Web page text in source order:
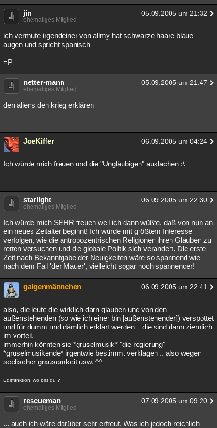
jin 05.09.2005 um 21:32
ehemaliges Mitglied
ich vermute irgendeiner von allmy hat schwarze haare blaue
augen und spricht spanisch
=P
netter-mann 05.09.2005 um 21:47
ehemaliges Mitglied
den aliens den krieg erklären
JoeKiffer 06.09.2005 um 04:24
Ich würde mich freuen und die "Ungläubigen" auslachen :\
starlight 06.09.2005 um 22:30
ehemaliges Mitglied
Ich würde mich SEHR freuen weil ich dann wüßte, daß von nun an
ein neues Zeitalter beginnt! Ich würde mit größtem Interesse
verfolgen, wie die antropozentrischen Religionen ihren Glauben zu
retten versuchen und die globale Politik sich verändert. Die erste
Zeit nach Bekanntgabe der Neuigkeiten wäre so spannend wie
nach dem Fall 'der Mauer', vielleicht sogar noch spannender!
galgenmännchen 06.09.2005 um 22:41
also, die leute die wirklich darn glauben und von den
außenstehenden (so wie ich einer bin [außenstehender]) verspottet
und für dumm und dämlich erklärt werden .. die sind dann ziemlich
im vorteil.
immerhin könnten sie *gruselmusik* "die regierung"
*gruselmusikende* irgentwie bestimmt verklagen .. also wegen
seelischer grausamkeit usw. ^^
Editfunktion, wo bist du ?
rescueman 07.09.2005 um 09:20
ehemaliges Mitglied
... auch ich wäre darüber sehr erfreut. Was ich jedoch reichlich